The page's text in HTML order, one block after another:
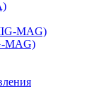
MAG)